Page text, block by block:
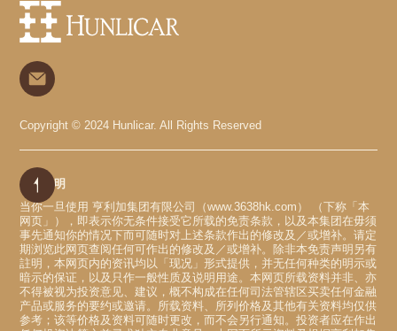
Copyright © 2024 Hunlicar. All Rights Reserved
免责声明
当你一旦使用 亨利加集团有限公司（www.3638hk.com） （下称「本
网页」），即表示你无条件接受它所载的免责条款，以及本集团在毋须
事先通知你的情况下而可随时对上述条款作出的修改及／或增补。请定
期浏览此网页查阅任何可作出的修改及／或增补。除非本免责声明另有
註明，本网页内的资讯均以「现况」形式提供，并无任何种类的明示或
暗示的保证，以及只作一般性质及说明用途。本网页所载资料并非、亦
不得被视为投资意见、建议，概不构成在任何司法管辖区买卖任何金融
产品或服务的要约或邀请。所载资料、所列价格及其他有关资料均仅供
参考；该等价格及资料可随时更改，而不会另行通知。投资者应在作出